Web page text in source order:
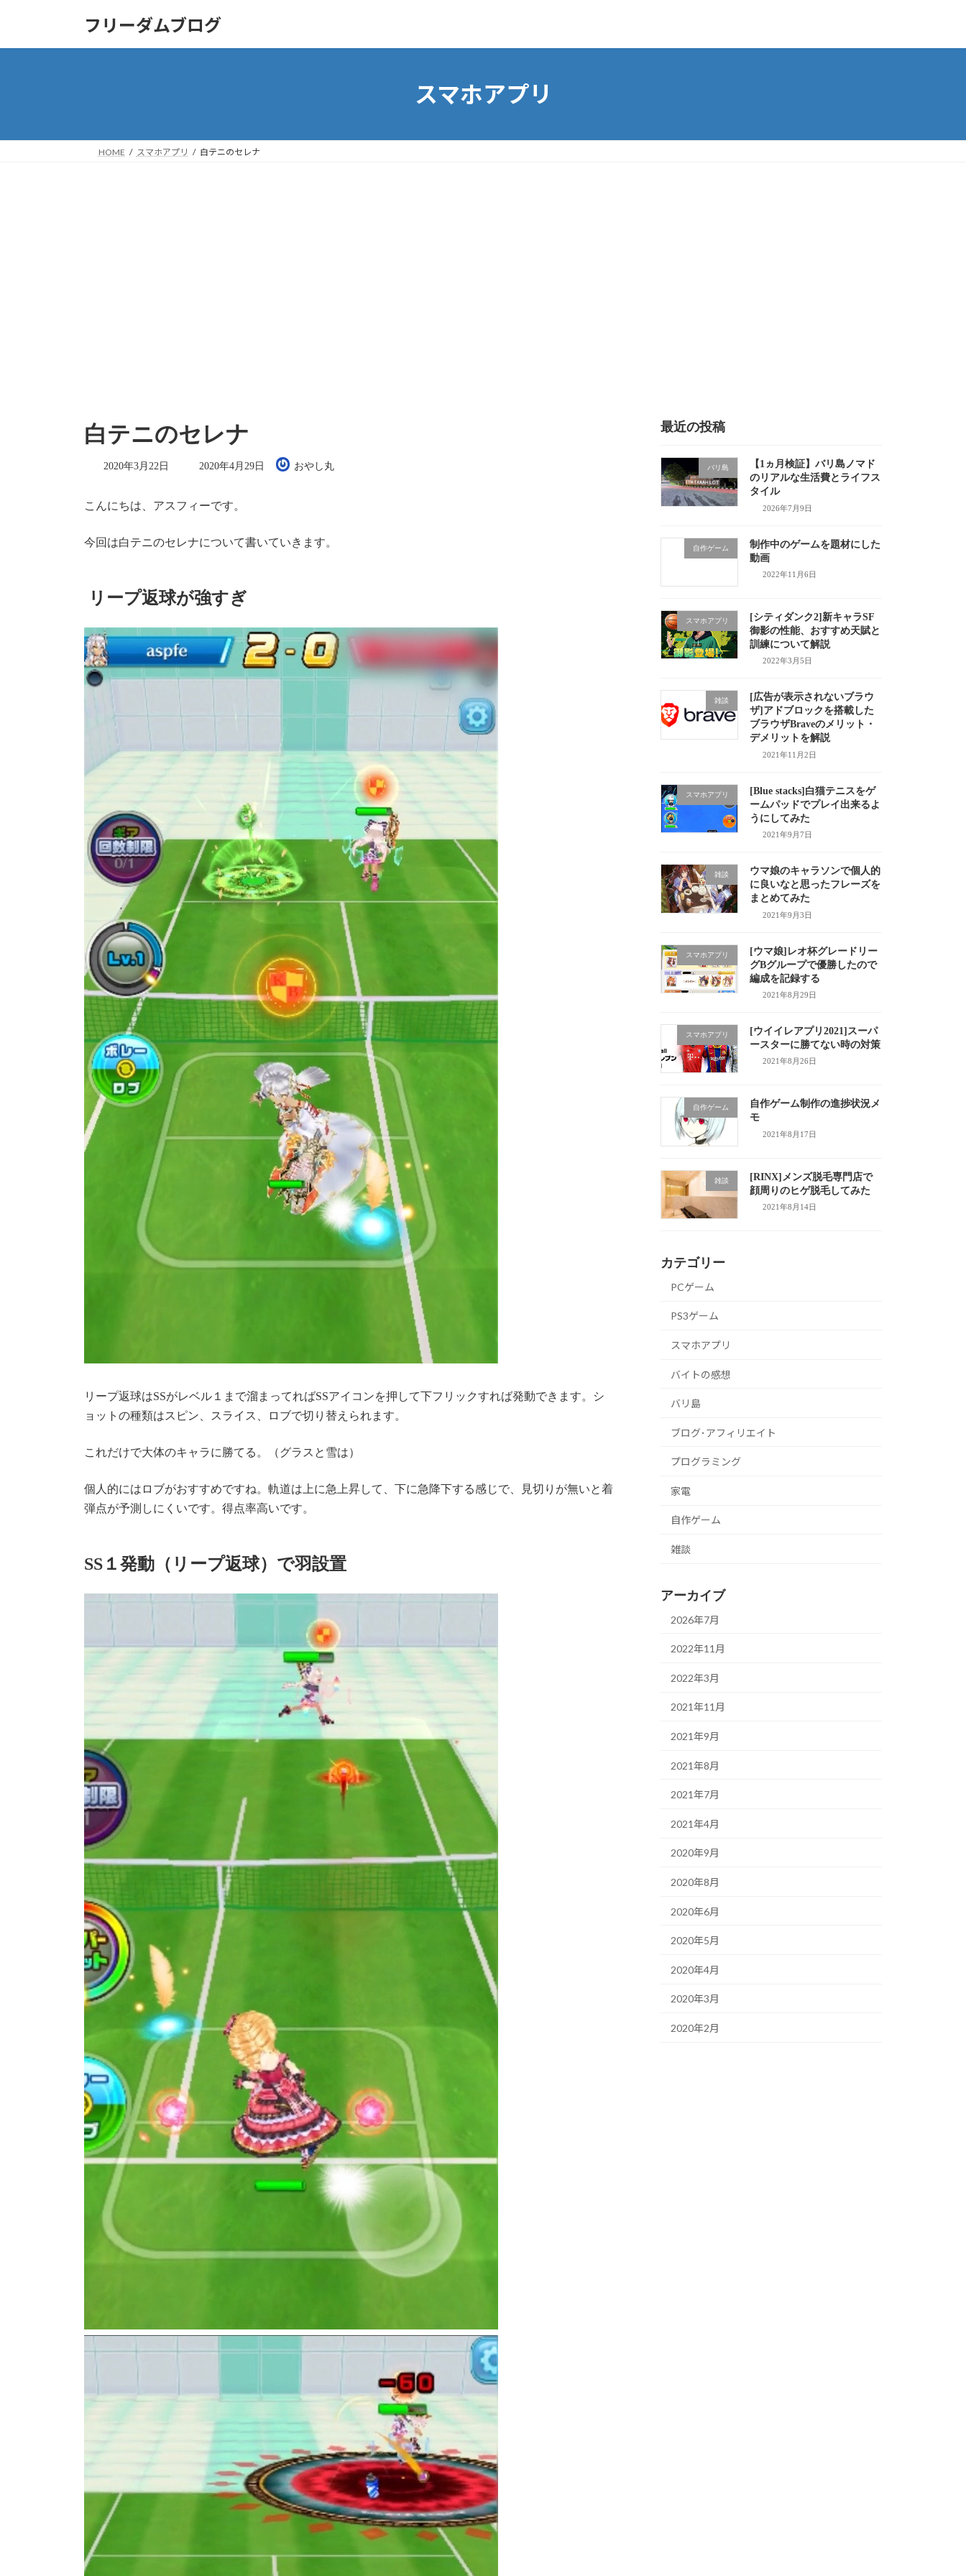
フリーダムブログ
スマホアプリ
HOME スマホアプリ 白テニのセレナ
白テニのセレナ
2020年3月22日
最
:
2020年4月29日 おやし丸
こんにちは、アスフィーです。
今回は白テニのセレナについて書いていきます。
リープ返球が強すぎ
リープ返球はSSがレベル１まで溜まってればSSアイコンを押して下フリックすれば発動できます。シ
ョットの種類はスピン、スライス、ロブで切り替えられます。
これだけで大体のキャラに勝てる。（グラスと雪は）
個人的にはロブがおすすめですね。軌道は上に急上昇して、下に急降下する感じで、見切りが無いと着
弾点が予測しにくいです。得点率高いです。
SS１発動（リープ返球）で羽設置
最近の投稿
バリ島
【1ヵ月検証】バリ島ノマド
のリアルな生活費とライフス
タイル
2026年7月9日
自作ゲーム
制作中のゲームを題材にした
動画
2022年11月6日
スマホアプリ
[シティダンク2]新キャラSF
御影の性能、おすすめ天賦と
訓練について解説
2022年3月5日
雑談
[広告が表示されないブラウ
ザ]アドブロックを搭載した
ブラウザBraveのメリット・
デメリットを解説
2021年11月2日
スマホアプリ
[Blue stacks]白猫テニスをゲ
ームパッドでプレイ出来るよ
うにしてみた
2021年9月7日
雑談
ウマ娘のキャラソンで個人的
に良いなと思ったフレーズを
まとめてみた
2021年9月3日
スマホアプリ
[ウマ娘]レオ杯グレードリー
グBグループで優勝したので
編成を記録する
2021年8月29日
スマホアプリ
[ウイイレアプリ2021]スーパ
ースターに勝てない時の対策
2021年8月26日
自作ゲーム
自作ゲーム制作の進捗状況メ
モ
2021年8月17日
雑談
[RINX]メンズ脱毛専門店で
顔周りのヒゲ脱毛してみた
2021年8月14日
カテゴリー
PCゲーム
PS3ゲーム
スマホアプリ
バイトの感想
バリ島
ブログ･アフィリエイト
プログラミング
家電
自作ゲーム
雑談
アーカイブ
2026年7月
2022年11月
2022年3月
2021年11月
2021年9月
2021年8月
2021年7月
2021年4月
2020年9月
2020年8月
2020年6月
2020年5月
2020年4月
2020年3月
2020年2月